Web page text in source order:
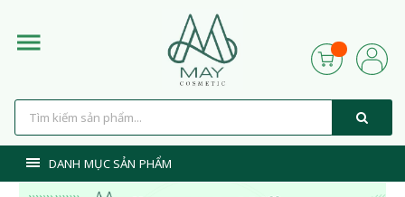
DANH MỤC SẢN PHẨM